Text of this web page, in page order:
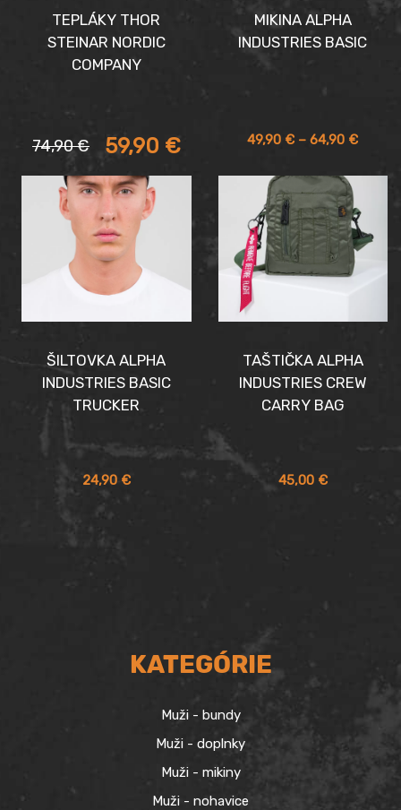
TEPLÁKY THOR
STEINAR NORDIC
COMPANY
74,90€
Pôvodná
bola:
74,90 €.
59,90 €
Aktuálna
je:
59,90 €.
MIKINA ALPHA
INDUSTRIES BASIC
49,90 € – 64,90 €Price
49,90
64,90
ŠILTOVKA ALPHA
INDUSTRIES BASIC
TRUCKER
24,90 €
TAŠTIČKA ALPHA
INDUSTRIES CREW
CARRY BAG
45,00 €
KATEGÓRIE
Muži - bundy
Muži - doplnky
Muži - mikiny
Muži - nohavice